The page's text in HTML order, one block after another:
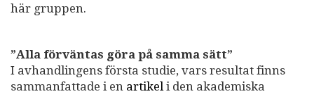
här gruppen.
”Alla förväntas göra på samma sätt”
I avhandlingens första studie, vars resultat finns
sammanfattade i en artikel i den akademiska